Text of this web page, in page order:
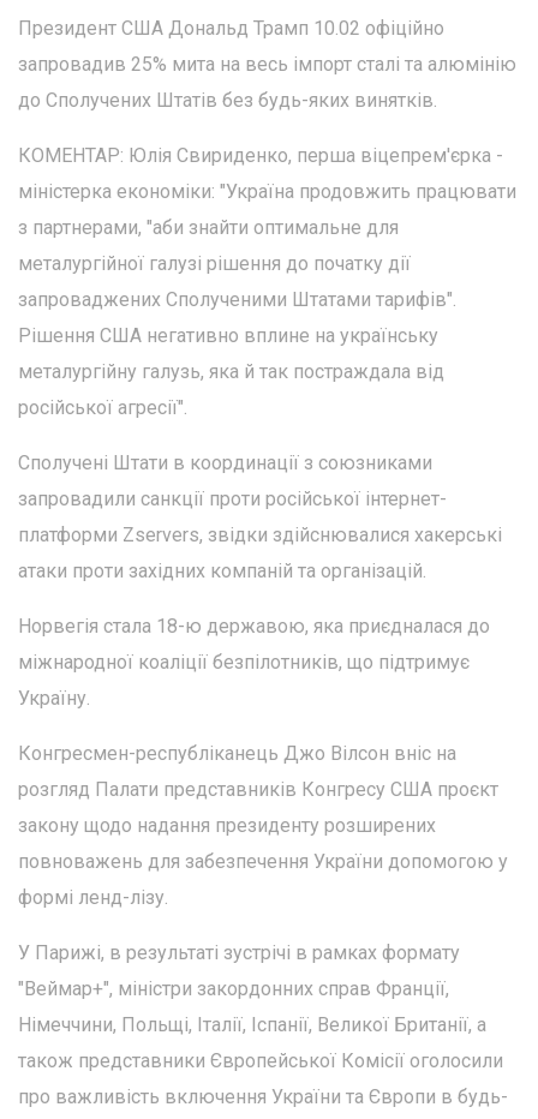
Президент США Дональд Трамп 10.02 офіційно
запровадив 25% мита на весь імпорт сталі та алюмінію
до Сполучених Штатів без будь-яких винятків.
КОМЕНТАР: Юлія Свириденко, перша віцепрем'єрка -
міністерка економіки: "Україна продовжить працювати
з партнерами, "аби знайти оптимальне для
металургійної галузі рішення до початку дії
запроваджених Сполученими Штатами тарифів".
Рішення США негативно вплине на українську
металургійну галузь, яка й так постраждала від
російської агресії".
Сполучені Штати в координації з союзниками
запровадили санкції проти російської інтернет-
платформи Zservers, звідки здійснювалися хакерські
атаки проти західних компаній та організацій.
Норвегія стала 18-ю державою, яка приєдналася до
міжнародної коаліції безпілотників, що підтримує
Україну.
Конгресмен-республіканець Джо Вілсон вніс на
розгляд Палати представників Конгресу США проєкт
закону щодо надання президенту розширених
повноважень для забезпечення України допомогою у
формі ленд-лізу.
У Парижі, в результаті зустрічі в рамках формату
"Веймар+", міністри закордонних справ Франції,
Німеччини, Польщі, Італії, Іспанії, Великої Британії, а
також представники Європейської Комісії оголосили
про важливість включення України та Європи в будь-